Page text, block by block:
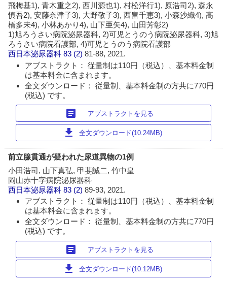
飛梅基1), 青木重之2), 西川源也1), 村松洋行1), 原浩司2), 森永
慎吾2), 安藤奈津子3), 大野敬子3), 西畠千恵3), 小森沙織4), 高
橋多未4), 小林あかり4), 山下亜矢4), 山田芳彰2)
1)旭ろうさい病院泌尿器科, 2)可児とうのう病院泌尿器科, 3)旭
ろうさい病院看護部, 4)可児とうのう病院看護部
西日本泌尿器科 83 (2)81-88, 2021.
アブストラクト： 従量制は110円（税込）、基本料金制
は基本料金に含まれます。
全文ダウンロード： 従量制、基本料金制の方共に770円
(税込) です。
article アブストラクトを見る
download 全文ダウンロード(10.24MB)
前立腺貫通が疑われた尿道異物の1例
小田浩司, 山下真弘, 甲斐誠二, 竹中皇
岡山赤十字病院泌尿器科
西日本泌尿器科 83 (2)89-93, 2021.
アブストラクト： 従量制は110円（税込）、基本料金制
は基本料金に含まれます。
全文ダウンロード： 従量制、基本料金制の方共に770円
(税込) です。
article アブストラクトを見る
download 全文ダウンロード(10.12MB)